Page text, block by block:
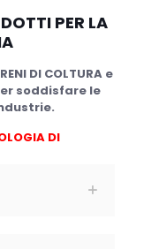
PER LA
DI COLTURA e
soddisfare le
DI